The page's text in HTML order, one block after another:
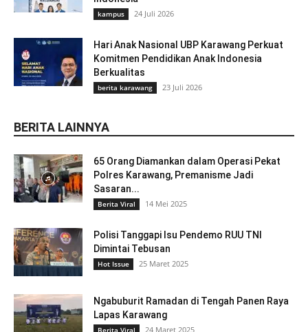
kampus 24 Juli 2026
Hari Anak Nasional UBP Karawang Perkuat
Komitmen Pendidikan Anak Indonesia
Berkualitas
berita karawang 23 Juli 2026
BERITA LAINNYA
65 Orang Diamankan dalam Operasi Pekat
Polres Karawang, Premanisme Jadi
Sasaran...
Berita Viral 14 Mei 2025
Polisi Tanggapi Isu Pendemo RUU TNI
Dimintai Tebusan
Hot Issue 25 Maret 2025
Ngabuburit Ramadan di Tengah Panen Raya
Lapas Karawang
24 Maret 2025